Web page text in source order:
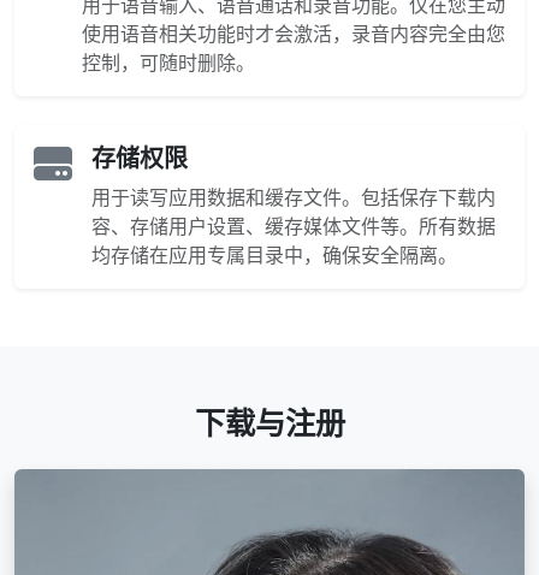
使用语音相关功能时才会激活，录音内容完全由您
控制，可随时删除。
存储权限
用于读写应用数据和缓存文件。包括保存下载内
容、存储用户设置、缓存媒体文件等。所有数据
均存储在应用专属目录中，确保安全隔离。
下载与注册